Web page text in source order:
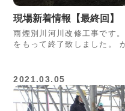
現場新着情報【最終回】
雨煙別川河川改修工事です。 雨煙別川河川改修工事は3月22日
をもって終了致しました。 がくえん橋についてはまだ通行止
2021.03.05